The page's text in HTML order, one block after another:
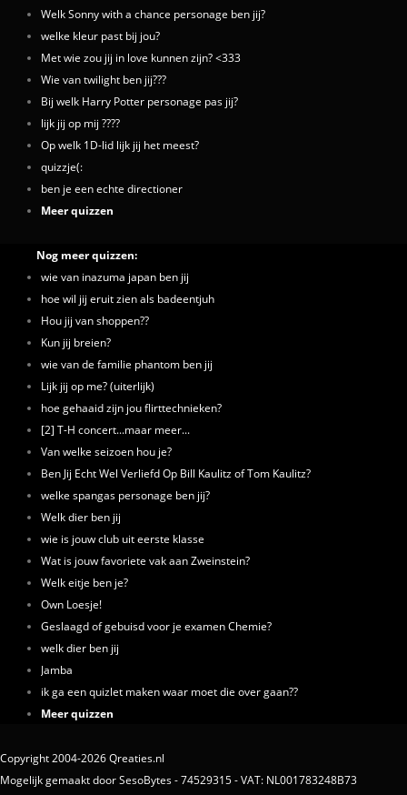
Welk Sonny with a chance personage ben jij?
welke kleur past bij jou?
Met wie zou jij in love kunnen zijn? <333
Wie van twilight ben jij???
Bij welk Harry Potter personage pas jij?
lijk jij op mij ????
Op welk 1D-lid lijk jij het meest?
quizzje(:
ben je een echte directioner
Meer quizzen
Nog meer quizzen:
wie van inazuma japan ben jij
hoe wil jij eruit zien als badeentjuh
Hou jij van shoppen??
Kun jij breien?
wie van de familie phantom ben jij
Lijk jij op me? (uiterlijk)
hoe gehaaid zijn jou flirttechnieken?
[2] T-H concert...maar meer...
Van welke seizoen hou je?
Ben Jij Echt Wel Verliefd Op Bill Kaulitz of Tom Kaulitz?
welke spangas personage ben jij?
Welk dier ben jij
wie is jouw club uit eerste klasse
Wat is jouw favoriete vak aan Zweinstein?
Welk eitje ben je?
Own Loesje!
Geslaagd of gebuisd voor je examen Chemie?
welk dier ben jij
Jamba
ik ga een quizlet maken waar moet die over gaan??
Meer quizzen
Copyright 2004-2026 Qreaties.nl
Mogelijk gemaakt door SesoBytes - 74529315 - VAT: NL001783248B73